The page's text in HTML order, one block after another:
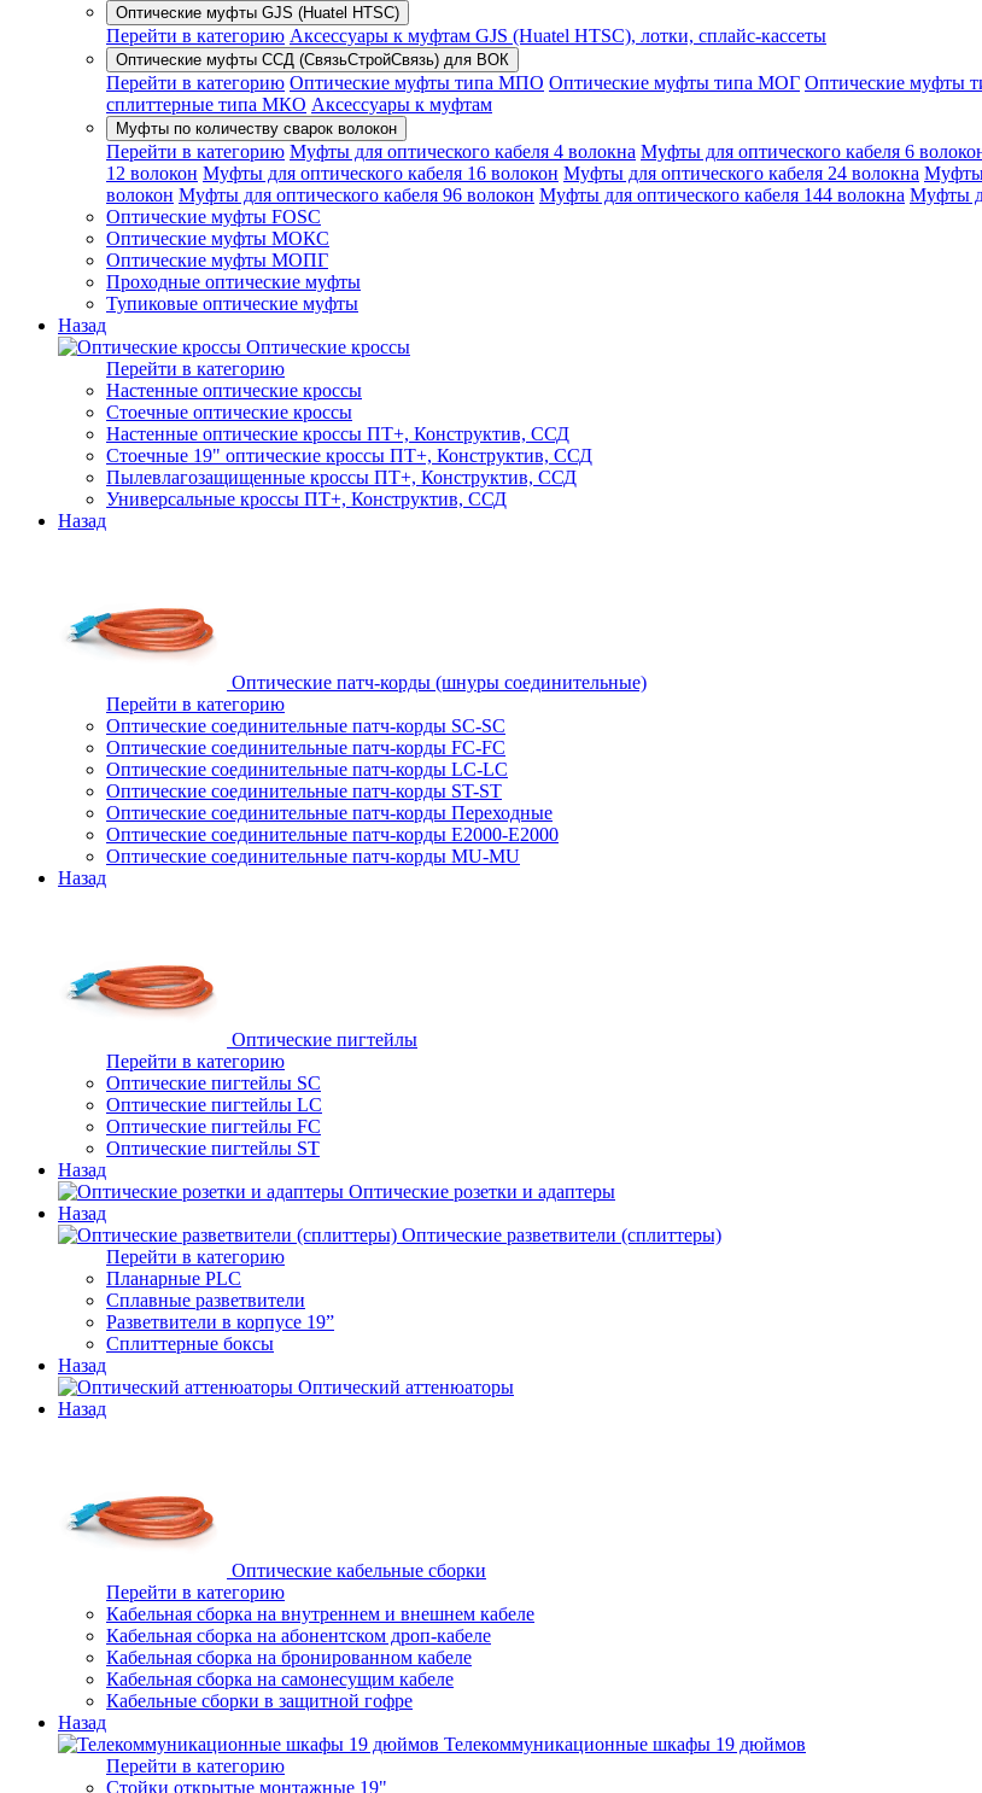
Оптические муфты GJS (Huatel HTSC)
Перейти в категорию Аксессуары к муфтам GJS (Huatel HTSC), лотки, сплайс-кассеты
Оптические муфты ССД (СвязьСтройСвязь) для ВОК
Перейти в категорию Оптические муфты типа МПО Оптические муфты типа МОГ Оптические муфты
сплиттерные типа МКО Аксессуары к муфтам
Муфты по количеству сварок волокон
Перейти в категорию Муфты для оптического кабеля 4 волокна Муфты для оптического кабеля 6
12 волокон Муфты для оптического кабеля 16 волокон Муфты для оптического кабеля 24 волокна Муфты
волокон Муфты для оптического кабеля 96 волокон Муфты для оптического кабеля 144 волокна Муфты
Оптические муфты FOSC
Оптические муфты МОКС
Оптические муфты МОПГ
Проходные оптические муфты
Тупиковые оптические муфты
Назад
Оптические кроссы
Перейти в категорию
Настенные оптические кроссы
Стоечные оптические кроссы
Настенные оптические кроссы ПТ+, Конструктив, ССД
Стоечные 19" оптические кроссы ПТ+, Конструктив, ССД
Пылевлагозащищенные кроссы ПТ+, Конструктив, ССД
Универсальные кроссы ПТ+, Конструктив, ССД
Назад
Оптические патч-корды (шнуры соединительные)
Перейти в категорию
Оптические соединительные патч-корды SC-SC
Оптические соединительные патч-корды FC-FC
Оптические соединительные патч-корды LC-LC
Оптические соединительные патч-корды ST-ST
Оптические соединительные патч-корды Переходные
Оптические соединительные патч-корды E2000-E2000
Оптические соединительные патч-корды MU-MU
Назад
Оптические пигтейлы
Перейти в категорию
Оптические пигтейлы SC
Оптические пигтейлы LC
Оптические пигтейлы FC
Оптические пигтейлы ST
Назад
Оптические розетки и адаптеры
Назад
Оптические разветвители (сплиттеры)
Перейти в категорию
Планарные PLC
Сплавные разветвители
Разветвители в корпусе 19”
Сплиттерные боксы
Назад
Оптический аттенюаторы
Назад
Оптические кабельные сборки
Перейти в категорию
Кабельная сборка на внутреннем и внешнем кабеле
Кабельная сборка на абонентском дроп-кабеле
Кабельная сборка на бронированном кабеле
Кабельная сборка на самонесущим кабеле
Кабельные сборки в защитной гофре
Назад
Телекоммуникационные шкафы 19 дюймов
Перейти в категорию
Стойки открытые монтажные 19"